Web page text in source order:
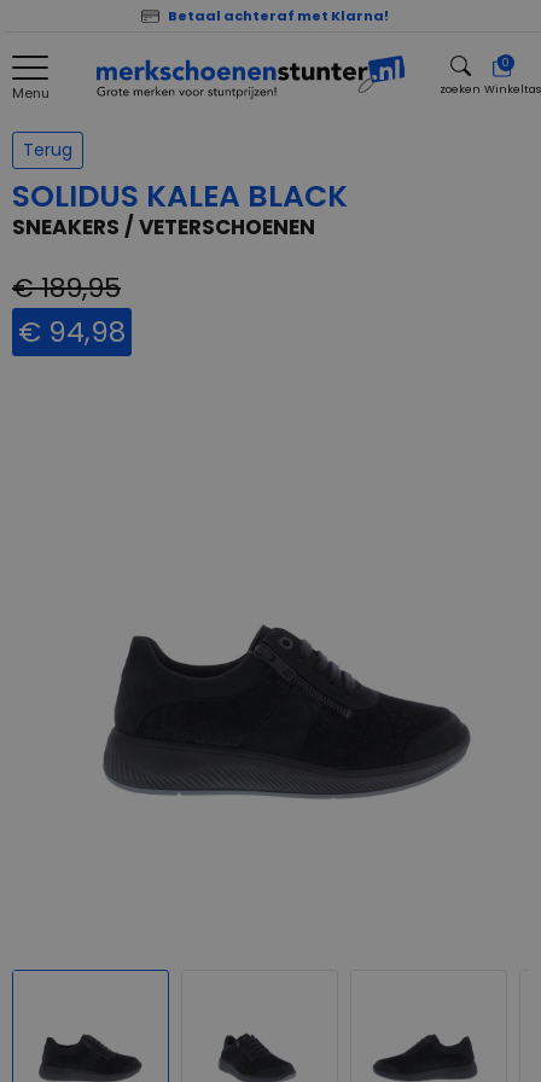
Betaal achteraf met Klarna!
Menu zoeken
0
Winkeltas
Terug
SOLIDUS KALEA BLACK
SNEAKERS / VETERSCHOENEN
€ 189,95
€ 94,98